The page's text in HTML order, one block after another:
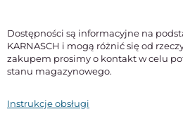
Dostępności są informacyjne na
KARNASCH i mogą różnić się od
zakupem prosimy o kontakt w celu
stanu magazynowego.
Instrukcje obsługi